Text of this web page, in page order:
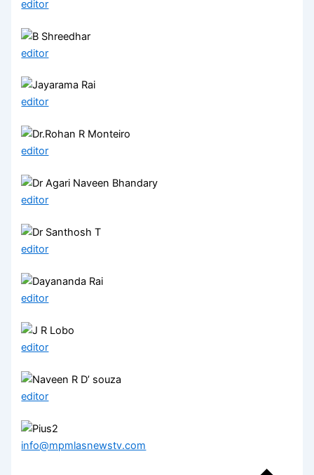
editor
editor
editor
editor
editor
editor
editor
editor
editor
info@mpmlasnewstv.com